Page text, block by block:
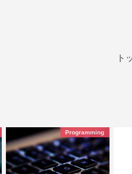
ト
Programming